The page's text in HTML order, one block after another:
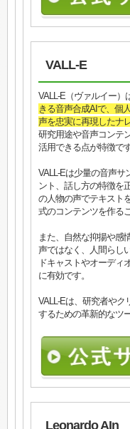
VALL-E
VALL-E（ヴァルイー）
きる音声合成AIで、個
声を忠実に再現したナ
研究用途や音声コンテ
活用できる点が特徴です
VALL-Eは少量の音声
ント、話し方の特徴を
の人物の声でテキスト
式のコンテンツを作る
また、自然な抑揚や感
声ではなく、人間らし
ドキャストやオーディ
に有効です。
VALL-Eは、研究者や
するための革新的なツ
Leonardo AIn